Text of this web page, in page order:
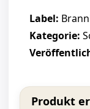
Label:
Kategorie:
Produkt